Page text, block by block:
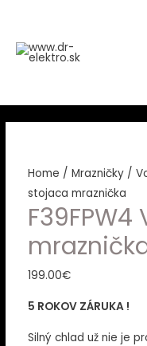
Home / Mrazničky/
stojaca mraznička
199.00€
5 ROKOV ZÁRUKA !
Silný chlad už nie je